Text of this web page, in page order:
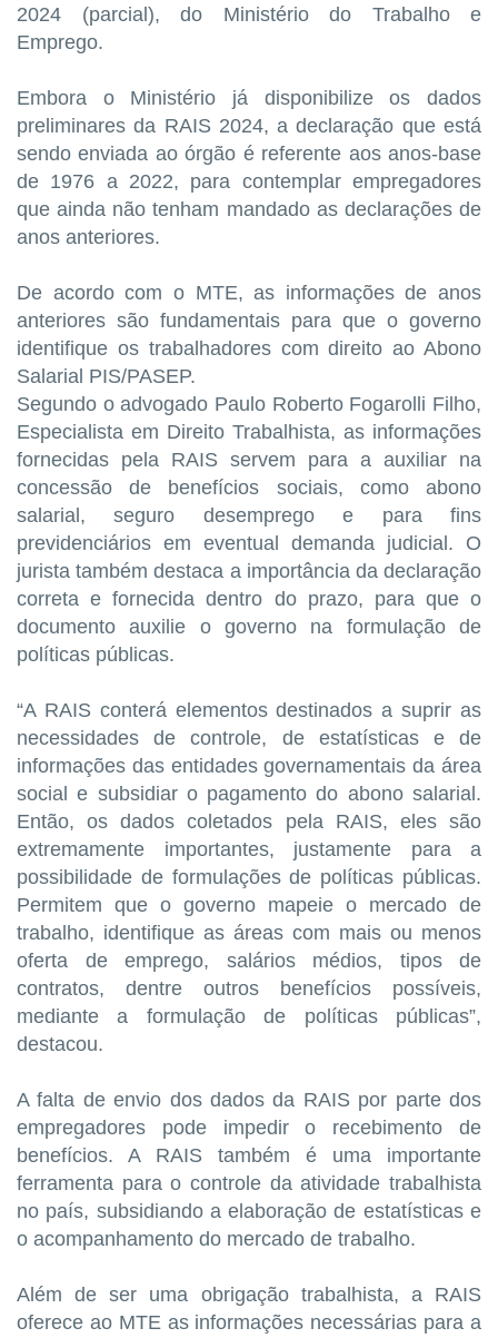
2024 (parcial), do Ministério do Trabalho e
Emprego.
Embora o Ministério já disponibilize os dados
preliminares da RAIS 2024, a declaração que está
sendo enviada ao órgão é referente aos anos-base
de 1976 a 2022, para contemplar empregadores
que ainda não tenham mandado as declarações de
anos anteriores.
De acordo com o MTE, as informações de anos
anteriores são fundamentais para que o governo
identifique os trabalhadores com direito ao Abono
Salarial PIS/PASEP.
Segundo o advogado Paulo Roberto Fogarolli Filho,
Especialista em Direito Trabalhista, as informações
fornecidas pela RAIS servem para a auxiliar na
concessão de benefícios sociais, como abono
salarial, seguro desemprego e para fins
previdenciários em eventual demanda judicial. O
jurista também destaca a importância da declaração
correta e fornecida dentro do prazo, para que o
documento auxilie o governo na formulação de
políticas públicas.
“A RAIS conterá elementos destinados a suprir as
necessidades de controle, de estatísticas e de
informações das entidades governamentais da área
social e subsidiar o pagamento do abono salarial.
Então, os dados coletados pela RAIS, eles são
extremamente importantes, justamente para a
possibilidade de formulações de políticas públicas.
Permitem que o governo mapeie o mercado de
trabalho, identifique as áreas com mais ou menos
oferta de emprego, salários médios, tipos de
contratos, dentre outros benefícios possíveis,
mediante a formulação de políticas públicas”,
destacou.
A falta de envio dos dados da RAIS por parte dos
empregadores pode impedir o recebimento de
benefícios. A RAIS também é uma importante
ferramenta para o controle da atividade trabalhista
no país, subsidiando a elaboração de estatísticas e
o acompanhamento do mercado de trabalho.
Além de ser uma obrigação trabalhista, a RAIS
oferece ao MTE as informações necessárias para a